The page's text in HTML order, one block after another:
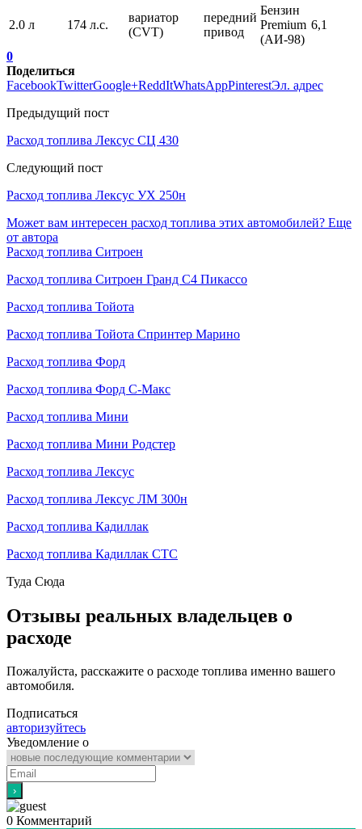
2.0 л 174 л.с.
вариатор
(CVT)
передний
привод
Бензин
Premium
(АИ-98)
6,1
0
Поделиться
FacebookTwitterGoogle+ReddItWhatsAppPinterestЭл. адрес
Предыдущий пост
Расход топлива Лексус СЦ 430
Следующий пост
Расход топлива Лексус УХ 250н
Может вам интересен расход топлива этих автомобилей? Еще
от автора
Расход топлива Ситроен
Расход топлива Ситроен Гранд С4 Пикассо
Расход топлива Тойота
Расход топлива Тойота Спринтер Марино
Расход топлива Форд
Расход топлива Форд С-Макс
Расход топлива Мини
Расход топлива Мини Родстер
Расход топлива Лексус
Расход топлива Лексус ЛМ 300н
Расход топлива Кадиллак
Расход топлива Кадиллак СТС
Туда Сюда
Отзывы реальных владельцев о
расходе
Пожалуйста, расскажите о расходе топлива именно вашего
автомобиля.
Подписаться
авторизуйтесь
Уведомление о
0 Комментарий